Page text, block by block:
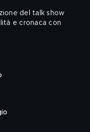
del talk show
e cronaca con